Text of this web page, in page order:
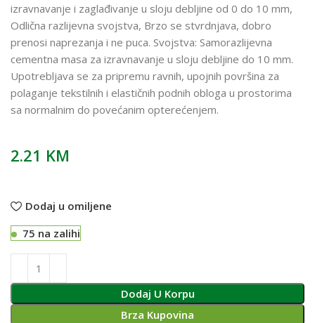
izravnavanje i zaglađivanje u sloju debljine od 0 do 10 mm,
Odlična razlijevna svojstva, Brzo se stvrdnjava, dobro
prenosi naprezanja i ne puca. Svojstva: Samorazlijevna
cementna masa za izravnavanje u sloju debljine do 10 mm.
Upotrebljava se za pripremu ravnih, upojnih površina za
polaganje tekstilnih i elastičnih podnih obloga u prostorima
sa normalnim do povećanim opterećenjem.
2.21 KM
Dodaj u omiljene
75 na zalihi
Dodaj U Korpu
Brza Kupovina